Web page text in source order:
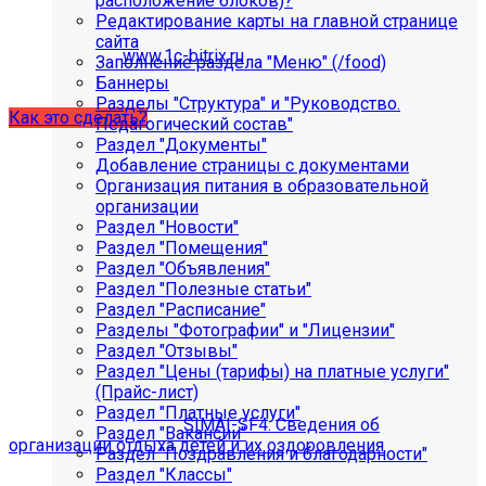
некорректно отображаться срок действия лицензии.
Убедитесь, что в настройках «Главного модуля»
указан адрес:www.1c-bitrix.ru.
Затем запустите обновление через «Систему
обновлений».
Как это сделать?
Как добавить раздел "Сведения об
организации отдыха детей и их
оздоровления"?
Приобретите модульSIMAI-SF4: Сведения об
организации отдыха детей и их оздоровления
Редактирование карты на главной странице
сайта
Заполнение раздела "Меню" (/food)
Баннеры
Разделы "Структура" и "Руководство.
Педагогический состав"
Раздел "Документы"
Добавление страницы с документами
Организация питания в образовательной
организации
Раздел "Новости"
Раздел "Помещения"
Раздел "Объявления"
Раздел "Полезные статьи"
Раздел "Расписание"
Разделы "Фотографии" и "Лицензии"
Раздел "Отзывы"
Раздел "Цены (тарифы) на платные услуги"
(Прайс-лист)
Раздел "Платные услуги"
Раздел "Вакансии"
Раздел "Поздравления и благодарности"
Раздел "Классы"